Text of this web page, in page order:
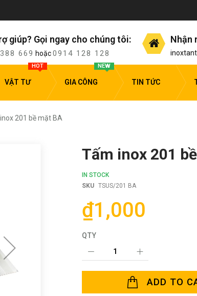
giúp? Gọi ngay cho chúng tôi:
669 hoặc0914 128 128
Nhận
VẬT TƯ
HOT
GIA CÔNG
NEW
TIN TỨC
201 bề mặt BA
Tấm inox 201
IN STOCK
SKU TSUS/201 BA
₫1,000
QTY
ADD TO